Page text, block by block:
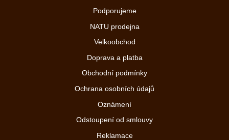
Podporujeme
NATU prodejna
Velkoobchod
Doprava a platba
Obchodní podmínky
Ochrana osobních údajů
Oznámení
Odstoupení od smlouvy
Reklamace